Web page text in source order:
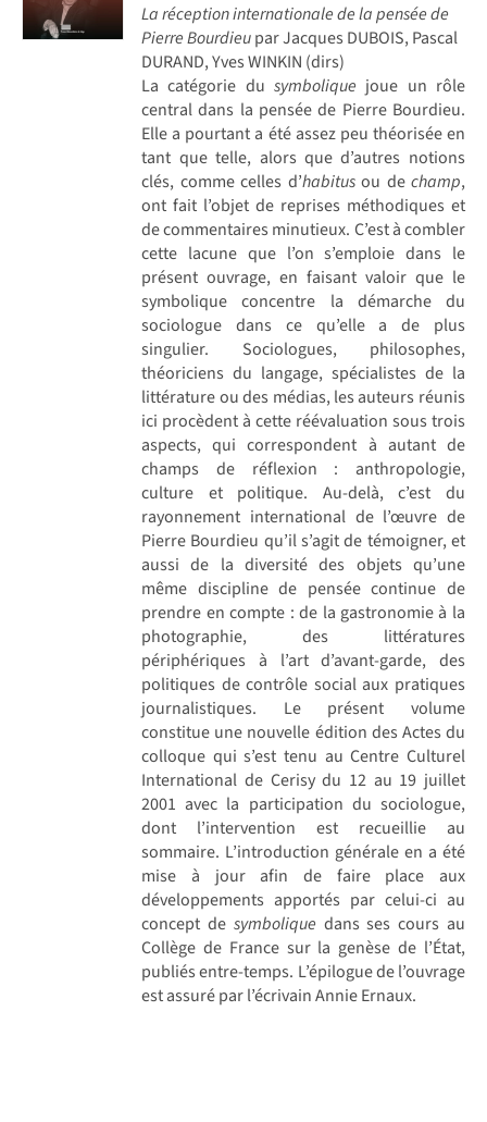
La réception internationale de la pensée de
Pierre Bourdieupar Jacques DUBOIS, Pascal
DURAND, Yves WINKIN (dirs)
La catégorie dusymbolique joue un rôle
central dans la pensée de Pierre Bourdieu.
Elle a pourtant a été assez peu théorisée en
tant que telle, alors que d’autres notions
clés, comme celles d’habitusou de champ,
ont fait l’objet de reprises méthodiques et
de commentaires minutieux. C’est à combler
cette lacune que l’on s’emploie dans le
présent ouvrage, en faisant valoir que le
symbolique concentre la démarche du
sociologue dans ce qu’elle a de plus
singulier. Sociologues, philosophes,
théoriciens du langage, spécialistes de la
littérature ou des médias, les auteurs réunis
ici procèdent à cette réévaluation sous trois
aspects, qui correspondent à autant de
champs de réflexion : anthropologie,
culture et politique. Au-delà, c’est du
rayonnement international de l’œuvre de
Pierre Bourdieu qu’il s’agit de témoigner, et
aussi de la diversité des objets qu’une
même discipline de pensée continue de
prendre en compte : de la gastronomie à la
photographie, des littératures
périphériques à l’art d’avant-garde, des
politiques de contrôle social aux pratiques
journalistiques. Le présent volume
constitue une nouvelle édition des Actes du
colloque qui s’est tenu au Centre Culturel
International de Cerisy du 12 au 19 juillet
2001 avec la participation du sociologue,
dont l’intervention est recueillie au
sommaire. L’introduction générale en a été
mise à jour afin de faire place aux
développements apportés par celui-ci au
concept de symbolique dans ses cours au
Collège de France sur la genèse de l’État,
publiés entre-temps. L’épilogue de l’ouvrage
est assuré par l’écrivain Annie Ernaux.